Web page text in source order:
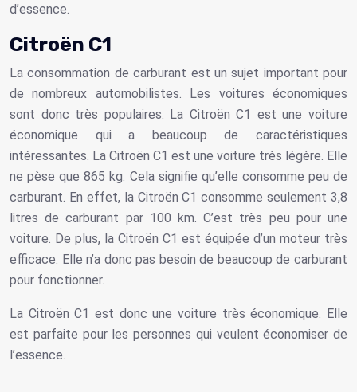
d’essence.
Citroën C1
La consommation de carburant est un sujet important pour
de nombreux automobilistes. Les voitures économiques
sont donc très populaires. La Citroën C1 est une voiture
économique qui a beaucoup de caractéristiques
intéressantes. La Citroën C1 est une voiture très légère. Elle
ne pèse que 865 kg. Cela signifie qu’elle consomme peu de
carburant. En effet, la Citroën C1 consomme seulement 3,8
litres de carburant par 100 km. C’est très peu pour une
voiture. De plus, la Citroën C1 est équipée d’un moteur très
efficace. Elle n’a donc pas besoin de beaucoup de carburant
pour fonctionner.
La Citroën C1 est donc une voiture très économique. Elle
est parfaite pour les personnes qui veulent économiser de
l’essence.